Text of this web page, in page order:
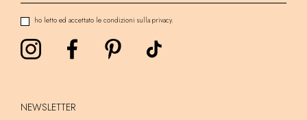
ho letto ed accettato le condizioni sulla privacy.
NEWSLETTER